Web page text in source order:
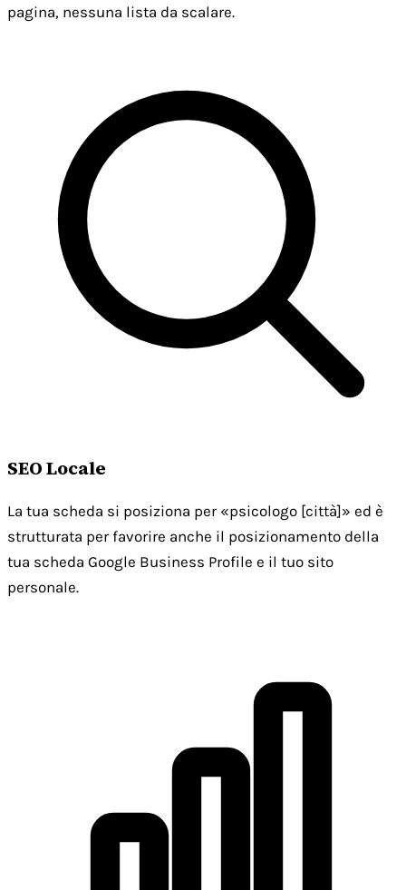
pagina, nessuna lista da scalare.
SEO Locale
La tua scheda si posiziona per «psicologo [città]» ed è
strutturata per favorire anche il posizionamento della
tua scheda Google Business Profile e il tuo sito
personale.